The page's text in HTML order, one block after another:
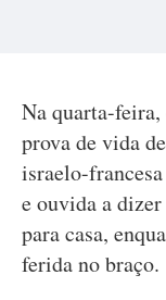
Na quarta-
prova de vida
israelo-
e ouvida a
para casa,
ferida no braço.